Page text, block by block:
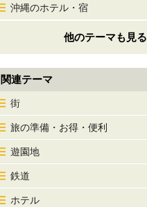
沖縄のホテル・宿
他のテーマも見る
関連テーマ
街
旅の準備・お得・便利
遊園地
鉄道
ホテル